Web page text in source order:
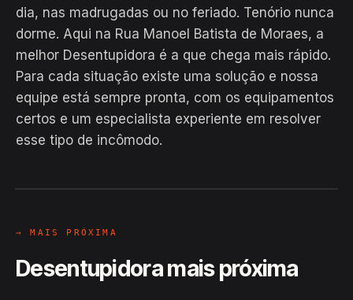
dia, nas madrugadas ou no feriado. Tenório nunca
dorme. Aqui na Rua Manoel Batista de Moraes, a
melhor Desentupidora é a que chega mais rápido.
Para cada situação existe uma solução e nossa
equipe está sempre pronta, com os equipamentos
certos e um especialista experiente em resolver
esse tipo de incômodo.
EM CAMPO
Hiroshiro · Rua Manoel Batista de
→ MAIS PRÓXIMA
Desentupidora mais próxima